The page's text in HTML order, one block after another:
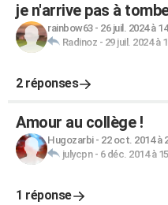
je n'arrive pas à
rainbow63- 26 juil. 2024 à
Radinoz - 29 juil. 2024 à
2 réponses
Amour au collège !
Hugozarbi- 22 oct. 2014 à
julycpn- 6 déc. 2014 à
1 réponse